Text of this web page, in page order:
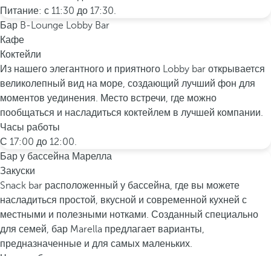
Питание: с 11:30 до 17:30.
Бар B-Lounge Lobby Bar
Кафе
Коктейли
Из нашего элегантного и приятного Lobby bar открывается
великолепный вид на море, создающий лучший фон для
моментов уединения. Место встречи, где можно
пообщаться и насладиться коктейлем в лучшей компании.
Часы работы
С 17:00 до 12:00.
Бар у бассейна Марелла
Закуски
Snack bar расположенный у бассейна, где вы можете
насладиться простой, вкусной и современной кухней с
местными и полезными нотками. Созданный специально
для семей, бар Marella предлагает варианты,
предназначенные и для самых маленьких.